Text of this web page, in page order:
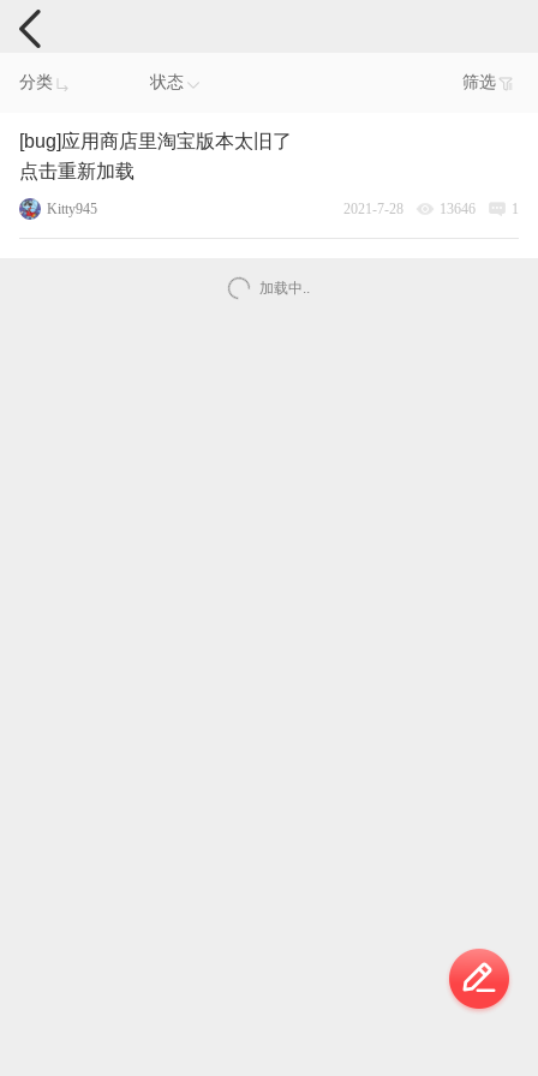
手机反馈
分类 状态 筛选
[bug]应用商店里淘宝版本太旧了
点击重新加载
Kitty945 2021-7-28 13646 1
加载中..